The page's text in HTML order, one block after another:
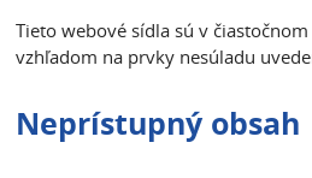
Tieto webové sídla sú v
vzhľadom na prvky nesúladu
Neprístupný obsah